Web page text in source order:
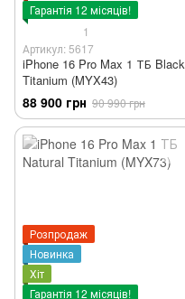
Гарантія 12 місяців!
1
Артикул: 5617
iPhone 16 Pro Max 1 ТБ Black
Titanium (MYX43)
88 900 грн 90 990 грн
Розпродаж
Новинка
Хіт
Гарантія 12 місяців!